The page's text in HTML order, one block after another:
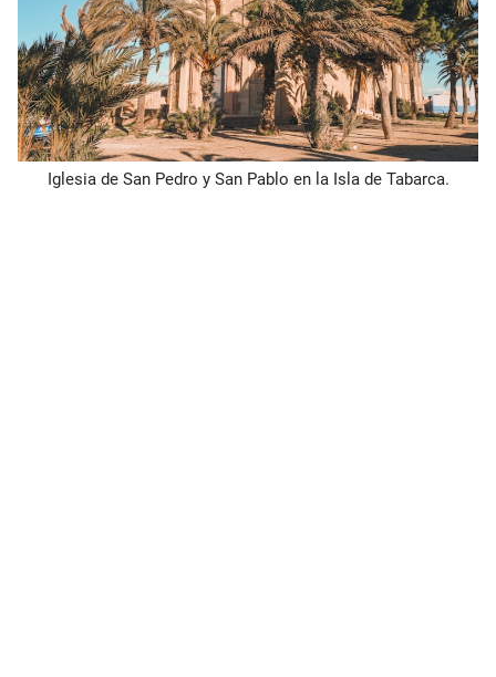
Iglesia de San Pedro y San Pablo en la Isla de Tabarca.